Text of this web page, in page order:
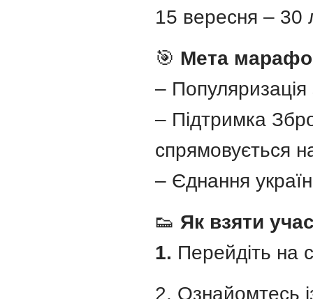
15 вересня – 30
🎯 Мета
–
– Підтримка
спрямовується
– Єднання
👟 Як взяти
1. Перейдіть на
2. Ознайомтесь